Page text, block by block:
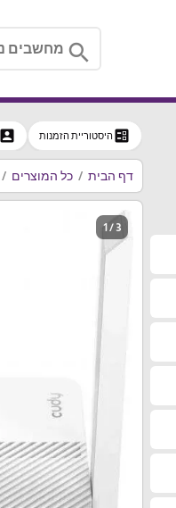
search
ballot היסטוריית הזמנות
דף הבית כל המוצרים
1 / 3